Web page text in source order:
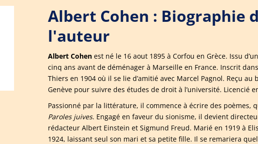
Albert Cohen : Biographie
l'auteur
Albert Cohen est né le 16 aout 1895 à Corfou en Grèce. Issu
cinq ans avant de déménager à Marseille en France. Inscrit
Thiers en 1904 où il se lie d’amitié avec Marcel Pagnol. Reçu
Genève pour suivre des études de droit à l’université. Licencié
Passionné par la littérature, il commence à écrire des poèmes,
Paroles juives. Engagé en faveur du sionisme, il devient
rédacteur Albert Einstein et Sigmund Freud. Marié en 1919 à
1924, laissant seul son mari et sa petite fille. Il se remariera